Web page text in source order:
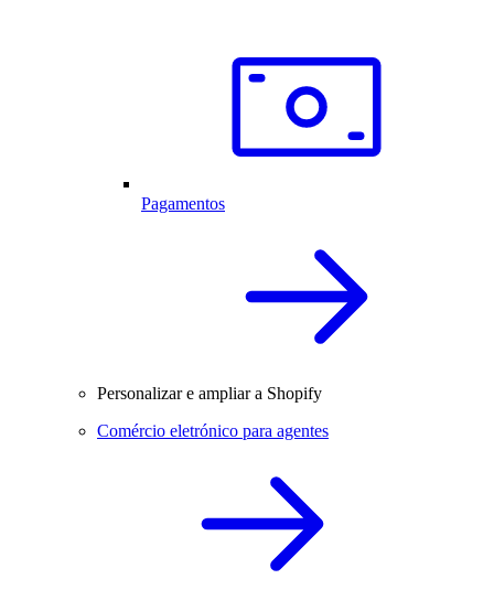
Pagamentos
Personalizar e ampliar a Shopify
Comércio eletrónico para agentes